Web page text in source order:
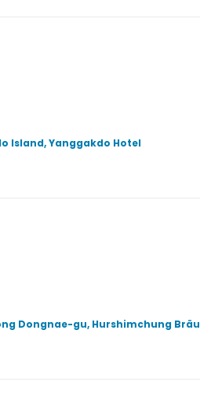
Island, Yanggakdo Hotel
Dongnae-gu, Hurshimchung Bräu